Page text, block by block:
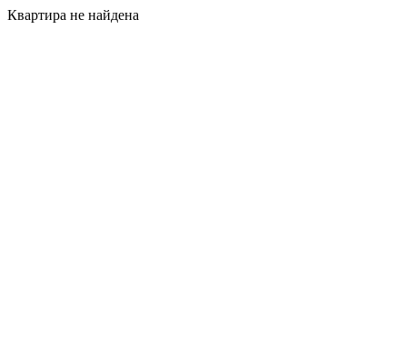
Квартира не найдена